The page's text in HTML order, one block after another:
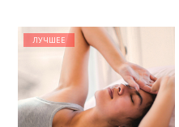
ЛУЧШЕЕ